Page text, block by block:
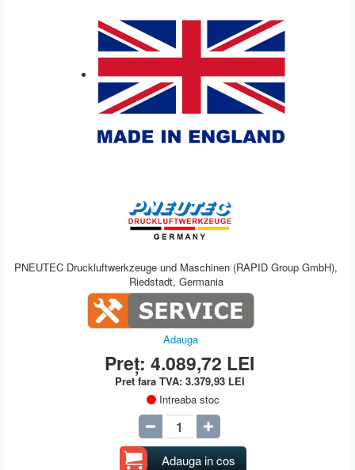
PNEUTEC Druckluftwerkzeuge und Maschinen (RAPID Group GmbH),
Riedstadt, Germania
Adauga
Preț:4.089,72 LEI
Pret fara TVA: 3.379,93 LEI
Intreaba stoc
Adauga in cos